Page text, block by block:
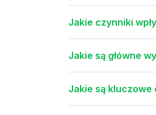
Jakie czynniki
Jakie są główne
Jakie są